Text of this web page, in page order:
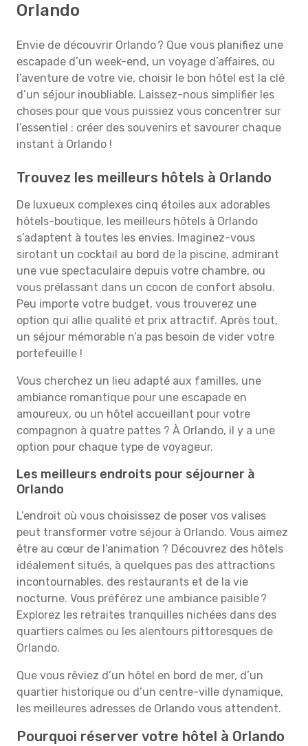
Orlando
Envie de découvrir Orlando ? Que vous planifiez une
escapade d’un week-end, un voyage d’affaires, ou
l’aventure de votre vie, choisir le bon hôtel est la clé
d’un séjour inoubliable. Laissez-nous simplifier les
choses pour que vous puissiez vous concentrer sur
l’essentiel : créer des souvenirs et savourer chaque
instant à Orlando !
Trouvez les meilleurs hôtels à Orlando
De luxueux complexes cinq étoiles aux adorables
hôtels-boutique, les meilleurs hôtels à Orlando
s’adaptent à toutes les envies. Imaginez-vous
sirotant un cocktail au bord de la piscine, admirant
une vue spectaculaire depuis votre chambre, ou
vous prélassant dans un cocon de confort absolu.
Peu importe votre budget, vous trouverez une
option qui allie qualité et prix attractif. Après tout,
un séjour mémorable n’a pas besoin de vider votre
portefeuille !
Vous cherchez un lieu adapté aux familles, une
ambiance romantique pour une escapade en
amoureux, ou un hôtel accueillant pour votre
compagnon à quatre pattes ? À Orlando, il y a une
option pour chaque type de voyageur.
Les meilleurs endroits pour séjourner à
Orlando
L’endroit où vous choisissez de poser vos valises
peut transformer votre séjour à Orlando. Vous aimez
être au cœur de l’animation ? Découvrez des hôtels
idéalement situés, à quelques pas des attractions
incontournables, des restaurants et de la vie
nocturne. Vous préférez une ambiance paisible ?
Explorez les retraites tranquilles nichées dans des
quartiers calmes ou les alentours pittoresques de
Orlando.
Que vous rêviez d’un hôtel en bord de mer, d’un
quartier historique ou d’un centre-ville dynamique,
les meilleures adresses de Orlando vous attendent.
Pourquoi réserver votre hôtel à Orlando